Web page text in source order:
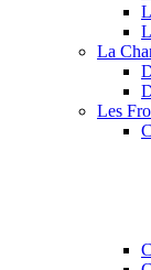
La
Les